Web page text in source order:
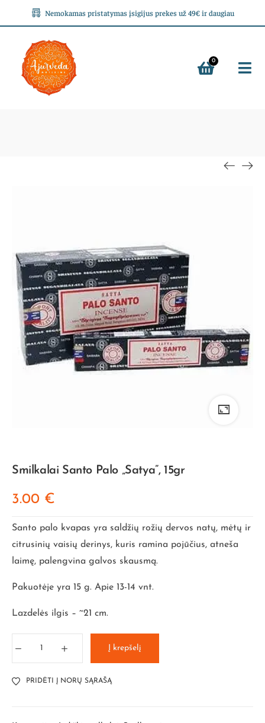
Nemokamas pristatymas įsigijus prekes už 49€ ir daugiau
0
Smilkalai Santo Palo „Satya”, 15gr
3.00 €
Santo palo kvapas yra saldžių rožių dervos natų, mėtų ir
citrusinių vaisių derinys, kuris ramina pojūčius, atneša
laimę, palengvina galvos skausmą.
Pakuotėje yra 15 g. Apie 13-14 vnt.
Lazdelės ilgis – ~21 cm.
Į krepšelį
PRIDĖTI Į NORŲ SĄRAŠĄ